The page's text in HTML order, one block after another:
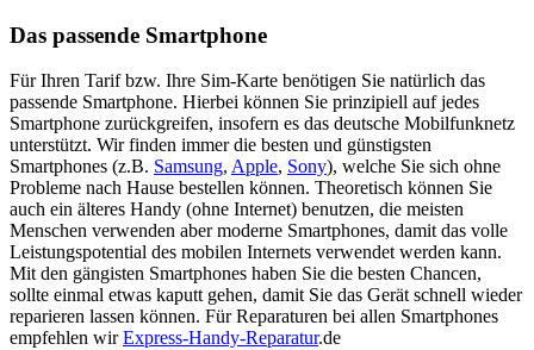
Das passende Smartphone
Für Ihren Tarif bzw. Ihre Sim-Karte benötigen Sie natürlich das
passende Smartphone. Hierbei können Sie prinzipiell auf jedes
Smartphone zurückgreifen, insofern es das deutsche Mobilfunknetz
unterstützt. Wir finden immer die besten und günstigsten
Smartphones (z.B. Samsung, Apple, Sony), welche Sie sich ohne
Probleme nach Hause bestellen können. Theoretisch können Sie
auch ein älteres Handy (ohne Internet) benutzen, die meisten
Menschen verwenden aber moderne Smartphones, damit das volle
Leistungspotential des mobilen Internets verwendet werden kann.
Mit den gängisten Smartphones haben Sie die besten Chancen,
sollte einmal etwas kaputt gehen, damit Sie das Gerät schnell wieder
reparieren lassen können. Für Reparaturen bei allen Smartphones
empfehlen wirExpress-Handy-Reparatur.de